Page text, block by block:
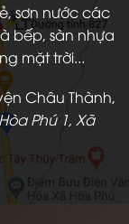
sơn nước các
bếp, sàn nhựa
mặt trời...
Châu Thành,
Phú 1, Xã